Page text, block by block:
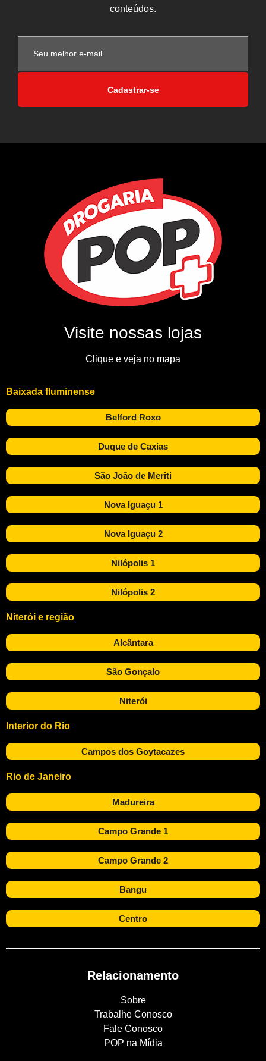
conteúdos.
Cadastrar-se
Visite nossas lojas
Clique e veja no mapa
Baixada fluminense
Belford Roxo
Duque de Caxias
São João de Meriti
Nova Iguaçu 1
Nova Iguaçu 2
Nilópolis 1
Nilópolis 2
Niterói e região
Alcântara
São Gonçalo
Niterói
Interior do Rio
Campos dos Goytacazes
Rio de Janeiro
Madureira
Campo Grande 1
Campo Grande 2
Bangu
Centro
Relacionamento
Sobre
Trabalhe Conosco
Fale Conosco
POP na Mídia